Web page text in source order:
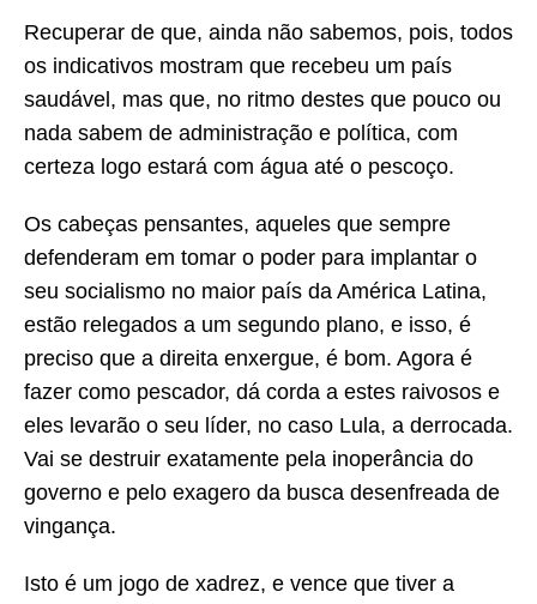
Recuperar de que, ainda não sabemos, pois, todos
os indicativos mostram que recebeu um país
saudável, mas que, no ritmo destes que pouco ou
nada sabem de administração e política, com
certeza logo estará com água até o pescoço.
Os cabeças pensantes, aqueles que sempre
defenderam em tomar o poder para implantar o
seu socialismo no maior país da América Latina,
estão relegados a um segundo plano, e isso, é
preciso que a direita enxergue, é bom. Agora é
fazer como pescador, dá corda a estes raivosos e
eles levarão o seu líder, no caso Lula, a derrocada.
Vai se destruir exatamente pela inoperância do
governo e pelo exagero da busca desenfreada de
vingança.
Isto é um jogo de xadrez, e vence que tiver a